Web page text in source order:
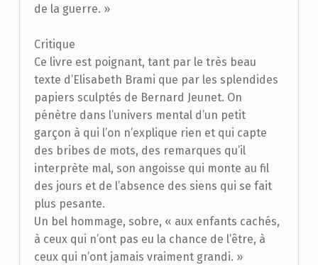
de la guerre. »
Critique
Ce livre est poignant, tant par le très beau
texte d’Elisabeth Brami que par les splendides
papiers sculptés de Bernard Jeunet. On
pénètre dans l’univers mental d’un petit
garçon à qui l’on n’explique rien et qui capte
des bribes de mots, des remarques qu’il
interprète mal, son angoisse qui monte au fil
des jours et de l’absence des siens qui se fait
plus pesante.
Un bel hommage, sobre, « aux enfants cachés,
à ceux qui n’ont pas eu la chance de l’être, à
ceux qui n’ont jamais vraiment grandi. »